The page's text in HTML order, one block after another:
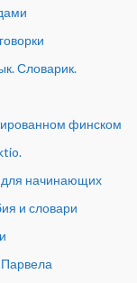
Словарик.
финском
для начинающих
и словари